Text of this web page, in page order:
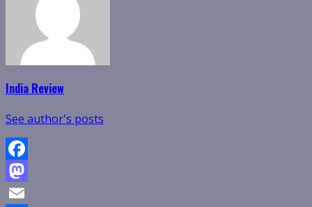
India Review
See author's posts
Facebook
Mastodon